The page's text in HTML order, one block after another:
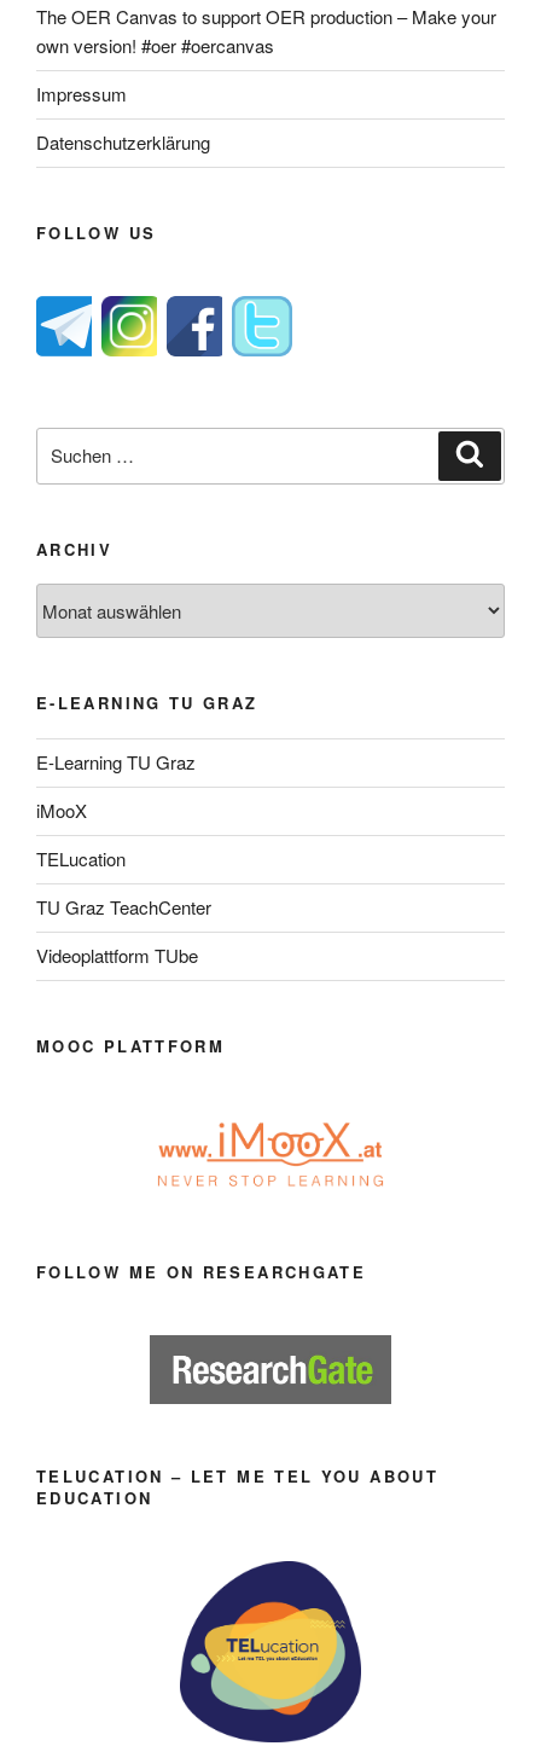
The OER Canvas to support OER production – Make your
own version! #oer #oercanvas
Impressum
Datenschutzerklärung
FOLLOW US
nach:
ARCHIV
E-LEARNING TU GRAZ
E-Learning TU Graz
iMooX
TELucation
TU Graz TeachCenter
Videoplattform TUbe
MOOC PLATTFORM
FOLLOW ME ON RESEARCHGATE
TELUCATION – LET ME TEL YOU ABOUT
EDUCATION